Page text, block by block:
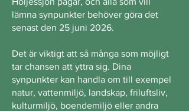
lämna synpunkter behöver göra det
senast den 25 juni 2026.
Det är viktigt att så många som möjligt
tar chansen att yttra sig. Dina
synpunkter kan handla om till exempel
natur, vattenmiljö, landskap, friluftsliv,
kulturmiljö, boendemiljö eller andra